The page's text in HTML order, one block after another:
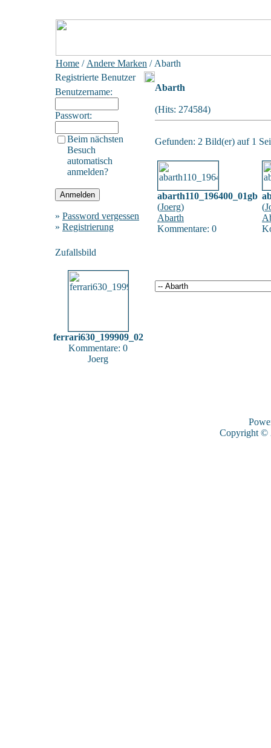
Home / Andere Marken / Abarth
Registrierte Benutzer
Benutzername:
Passwort:
Beim nächsten
Besuch
automatisch
anmelden?
» Password vergessen
» Registrierung
Zufallsbild
ferrari630_199909_02
Kommentare: 0
Joerg
Abarth
(Hits: 274584)
Gefunden: 2 Bild(er) auf 1
abarth110_196400_01gb
(Joerg)
Abarth
Kommentare: 0
(
Copyright ©